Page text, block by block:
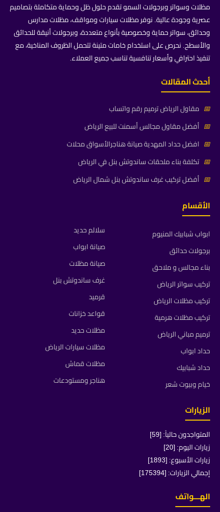
مظلات وسواتر وبرجولات السمو تقدم حلول ظل وحماية متكاملة بتصاميم
عصرية وجودة عالية. نوفر مظلات سيارات ومواقف، مظلات مدارس
وحدائق، سواتر حماية وخصوصية بأنواع متعددة، وبرجولات أنيقة للحدائق
والأسطح. نحرص على استخدام خامات متينة تتحمل الظروف المناخية، مع
تنفيذ احترافي وأسعار تنافسية تناسب جميع العملاء.
أحدث المقالات
📅 مقاول الرياض ترميم رقم واتساب
📅 أفضل مقاول مجالس أسمنت للبيع الرياض
📅 افضل حداد المهدية صيانة هناجرالأسواق محلات
📅 تكلفة بناء ملحقات ساندوتش بنل في الرياض
📅 أفضل تركيب غرف ساندوتش بنل شمال الرياض
الأقسام
ابواب شبابيك المنيوم
برجولات حدائق
بناء مجالس و ملاحق
تركيب سواتر الرياض
تركيب مظلات الرياض
تركيب مظلات هرمية
ترميم مباني الرياض
حداد ابواب
حداد شبابيك
خيام وبيوت شعر
سلالم حديد
صيانة ابواب
صيانة مظلات
غرف ساندوتش بنل
قرميد
قواعد خزانات
مظلات حديد
مظلات سيارات الرياض
مظلات قماش
هناجر ومستودعات
الزيارات
المتواجدون حالياً: [59]
زيارات اليوم: [20]
زيارات الأسبوع: [1893]
إجمالي الزيارات: [175394]
الهـــواتف